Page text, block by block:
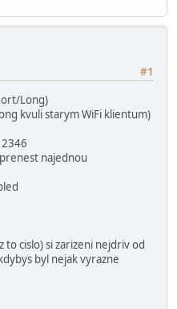
#1
Long)
kvuli starym WiFi klientum)
najednou
to cislo) si zarizeni nejdriv od
byl nejak vyrazne